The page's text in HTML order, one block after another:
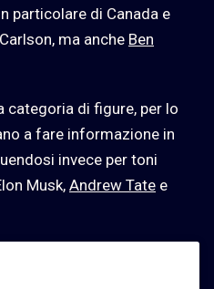
particolare di Canada e
ma anche Ben
categoria di figure, per lo
a fare informazione in
invece per toni
Musk, Andrew Tate e